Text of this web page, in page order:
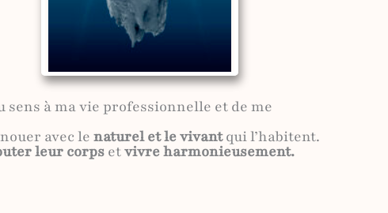
à ma vie professionnelle et de me
avec le naturel et le vivantqui l’habitent.
leur corps etvivre harmonieusement.